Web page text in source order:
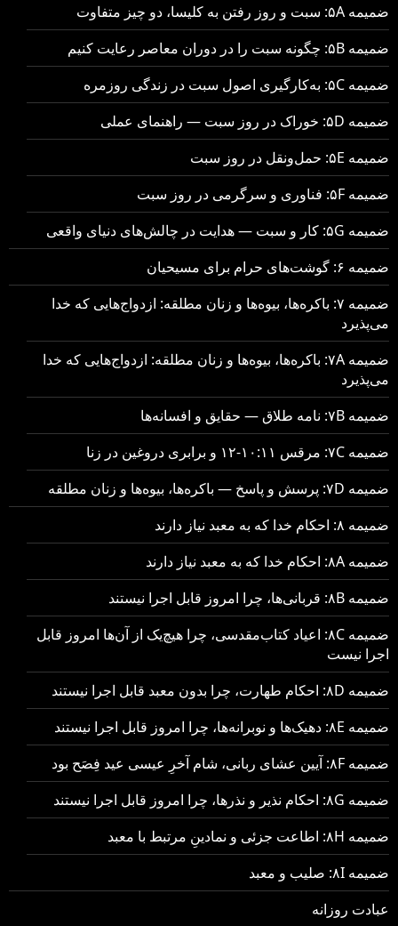
ضمیمه ۵A: سبت و روز رفتن به کلیسا، دو چیز متفاوت
ضمیمه ۵B: چگونه سبت را در دوران معاصر رعایت کنیم
ضمیمه ۵C: به‌کارگیری اصول سبت در زندگی روزمره
ضمیمه ۵D: خوراک در روز سبت — راهنمای عملی
ضمیمه ۵E: حمل‌ونقل در روز سبت
ضمیمه ۵F: فناوری و سرگرمی در روز سبت
ضمیمه ۵G: کار و سبت — هدایت در چالش‌های دنیای واقعی
ضمیمه ۶: گوشت‌های حرام برای مسیحیان
ضمیمه ۷: باکره‌ها، بیوه‌ها و زنان مطلقه: ازدواج‌هایی که خدا
می‌پذیرد
ضمیمه ۷A: باکره‌ها، بیوه‌ها و زنان مطلقه: ازدواج‌هایی که خدا
می‌پذیرد
ضمیمه ۷B: نامه طلاق — حقایق و افسانه‌ها
ضمیمه ۷C: مرقس ۱۰:۱۱-۱۲ و برابری دروغین در زنا
ضمیمه ۷D: پرسش و پاسخ — باکره‌ها، بیوه‌ها و زنان مطلقه
ضمیمه ۸: احکام خدا که به معبد نیاز دارند
ضمیمه ۸A: احکام خدا که به معبد نیاز دارند
ضمیمه ۸B: قربانی‌ها، چرا امروز قابل اجرا نیستند
ضمیمه ۸C: اعیاد کتاب‌مقدسی، چرا هیچ‌یک از آن‌ها امروز قابل
اجرا نیست
ضمیمه ۸D: احکام طهارت، چرا بدون معبد قابل اجرا نیستند
ضمیمه ۸E: دهیک‌ها و نوبرانه‌ها، چرا امروز قابل اجرا نیستند
ضمیمه ۸F: آیین عشای ربانی، شام آخرِ عیسی عید فِصَح بود
ضمیمه ۸G: احکام نذیر و نذرها، چرا امروز قابل اجرا نیستند
ضمیمه ۸H: اطاعت جزئی و نمادینِ مرتبط با معبد
ضمیمه ۸I: صلیب و معبد
عبادت روزانه